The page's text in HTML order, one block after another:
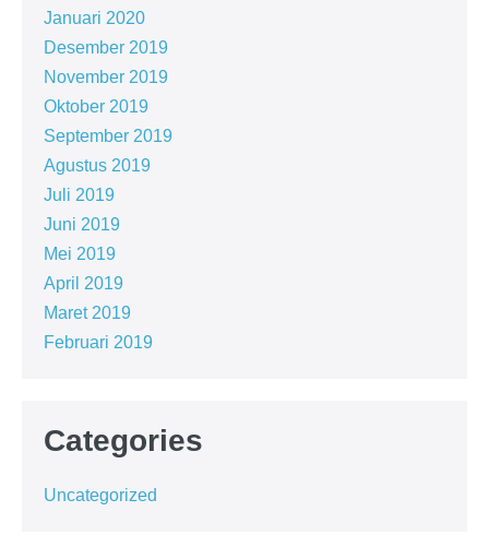
Januari 2020
Desember 2019
November 2019
Oktober 2019
September 2019
Agustus 2019
Juli 2019
Juni 2019
Mei 2019
April 2019
Maret 2019
Februari 2019
Categories
Uncategorized